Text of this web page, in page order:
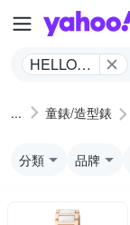
HELLO
蒂貓童錶/造型錶
分類 品牌